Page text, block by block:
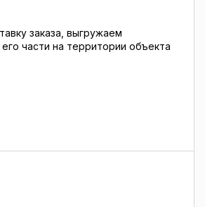
заказа, выгружаем
части на территории объекта